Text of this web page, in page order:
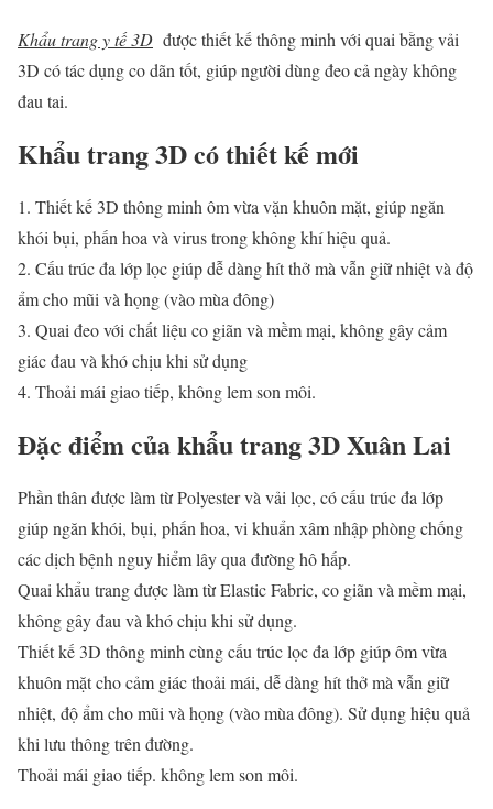
Khẩu trang y tế 3D được thiết kế thông minh với quai bằng vải
3D có tác dụng co dãn tốt, giúp người dùng đeo cả ngày không
đau tai.
Khẩu trang 3D có thiết kế mới
1. Thiết kế 3D thông minh ôm vừa vặn khuôn mặt, giúp ngăn
khói bụi, phấn hoa và virus trong không khí hiệu quả.
2. Cấu trúc đa lớp lọc giúp dễ dàng hít thở mà vẫn giữ nhiệt và độ
ẩm cho mũi và họng (vào mùa đông)
3. Quai đeo với chất liệu co giãn và mềm mại, không gây cảm
giác đau và khó chịu khi sử dụng
4. Thoải mái giao tiếp, không lem son môi.
Đặc điểm của khẩu trang 3D Xuân Lai
Phần thân được làm từ Polyester và vải lọc, có cấu trúc đa lớp
giúp ngăn khói, bụi, phấn hoa, vi khuẩn xâm nhập phòng chống
các dịch bệnh nguy hiểm lây qua đường hô hấp.
Quai khẩu trang được làm từ Elastic Fabric, co giãn và mềm mại,
không gây đau và khó chịu khi sử dụng.
Thiết kế 3D thông minh cùng cấu trúc lọc đa lớp giúp ôm vừa
khuôn mặt cho cảm giác thoải mái, dễ dàng hít thở mà vẫn giữ
nhiệt, độ ẩm cho mũi và họng (vào mùa đông). Sử dụng hiệu quả
khi lưu thông trên đường.
Thoải mái giao tiếp. không lem son môi.